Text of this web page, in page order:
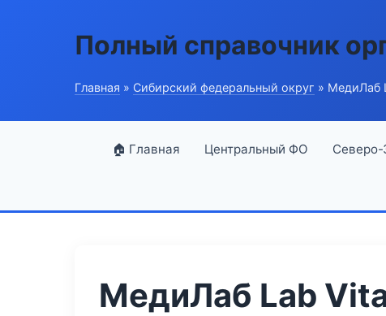
Полный справочник
Главная » Сибирский федеральный округ » МедиЛаб
🏠 Главная Центральный ФО
МедиЛаб Lab